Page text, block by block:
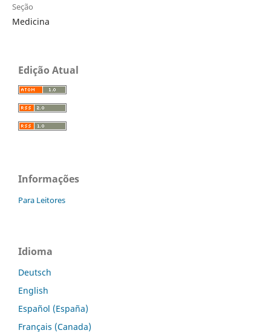
Seção
Medicina
Edição Atual
Informações
Para Leitores
Idioma
Deutsch
English
Español (España)
Français (Canada)